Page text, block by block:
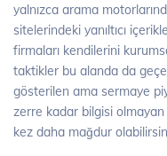
yalnızca arama
sitelerindeki yanıltıcı
firmaları kendilerini
taktikler bu alanda da
gösterilen ama sermaye
zerre kadar bilgisi
kez daha mağdur